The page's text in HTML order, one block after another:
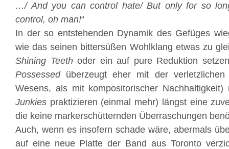
…/ And you can control hate/ But only for so
control, oh man!“
In der so entstehenden Dynamik des Gefüges
wie das seinen bittersüßen Wohlklang etwas zu
Shining Teethoder ein auf pure Reduktion
Possessedüberzeugt eher mit der verletzlichen
Wesens, als mit kompositorischer
Junkies praktizieren (einmal mehr) längst eine
die keine markerschütternden Überraschungen
Auch, wenn es insofern schade wäre, abermals
auf eine neue Platte der Band aus Toronto